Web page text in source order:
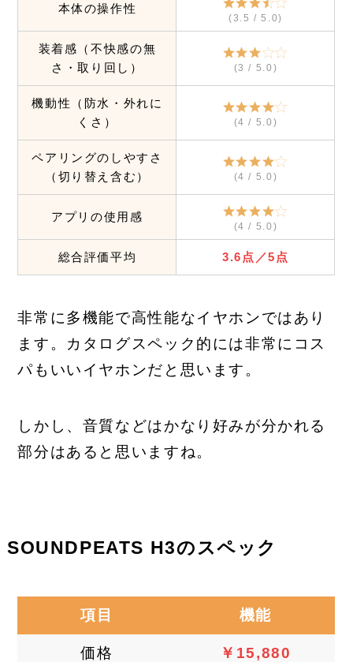
本体の操作性
(3.5 / 5.0)
装着感（不快感の無
さ・取り回し）
(3 / 5.0)
機動性（防水・外れに
くさ）
(4 / 5.0)
ペアリングのしやすさ
（切り替え含む）
(4 / 5.0)
アプリの使用感
(4 / 5.0)
総合評価平均 3.6点／5点
非常に多機能で高性能なイヤホンではあり
ます。カタログスペック的には非常にコス
パもいいイヤホンだと思います。
しかし、音質などはかなり好みが分かれる
部分はあると思いますね。
SOUNDPEATS H3のスペック
項目 機能
価格 ￥ 15,880